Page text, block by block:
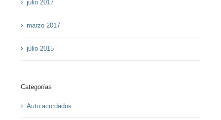
julio 2017
marzo 2017
julio 2015
Categorías
Auto acordados